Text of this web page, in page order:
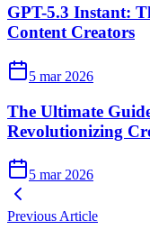
GPT-5.3 Instant:
Content Creators
5 mar 2026
The Ultimate
Revolutionizing
5 mar 2026
Previous Article